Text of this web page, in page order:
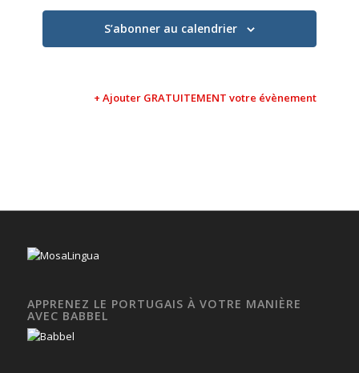
S’abonner au calendrier
+ Ajouter GRATUITEMENT votre évènement
APPRENEZ LE PORTUGAIS À VOTRE MANIÈRE
AVEC BABBEL